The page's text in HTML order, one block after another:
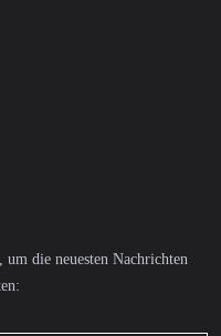
die neuesten Nachrichten